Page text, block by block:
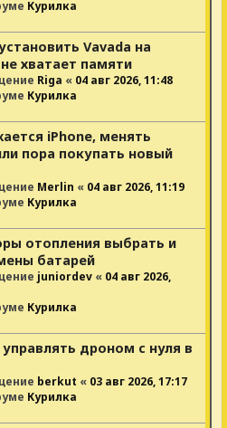
Курилка
Vavada на
хватает памяти
Riga « 04 авг 2026, 11:48
Курилка
iPhone, менять
пора покупать новый
Merlin « 04 авг 2026, 11:19
Курилка
отопления выбрать и
батарей
juniordev « 04 авг 2026,
Курилка
дроном с нуля в
berkut « 03 авг 2026, 17:17
Курилка